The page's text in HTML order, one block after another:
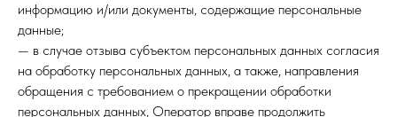
информацию и/или документы, содержащие персональные
данные;
— в случае отзыва субъектом персональных данных согласия
на обработку персональных данных, а также, направления
обращения с требованием о прекращении обработки
персональных данных, Оператор вправе продолжить